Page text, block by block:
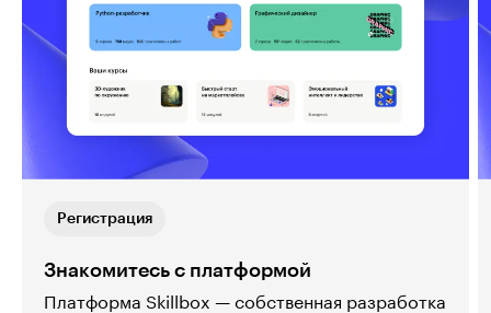
Регистрация
Знакомитесь с платформой
Платформа Skillbox — собственная разработка